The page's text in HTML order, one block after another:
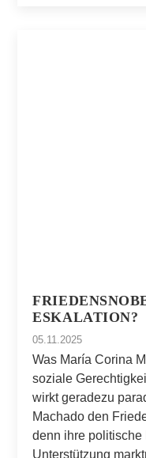
ESKALATION?
05.11.2025
Was María Corina
soziale
wirkt geradezu
Machado den
denn ihre politische
Unterstützung